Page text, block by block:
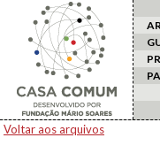
Voltar aos arquivos